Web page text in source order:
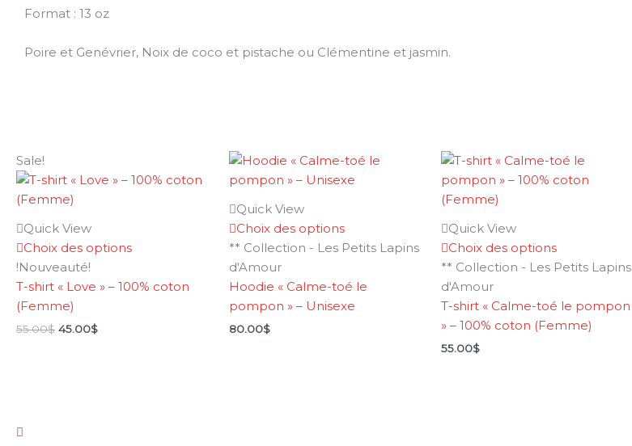
Format : 13 oz
Poire et Genévrier, Noix de coco et pistache ou Clémentine et jasmin.
Sale!
Quick View
Choix des options
!Nouveauté!
T-shirt « Love » – 100% coton
(Femme)
55.00$
initial
était :
45.00$
actuel
Quick View
Choix des options
** Collection - Les Petits Lapins
d'Amour
Hoodie « Calme-toé le
pompon » – Unisexe
80.00$
Quick View
Choix des options
** Collection - Les Petits Lapins
d'Amour
T-shirt « Calme-toé le pompon
» – 100% coton (Femme)
55.00$